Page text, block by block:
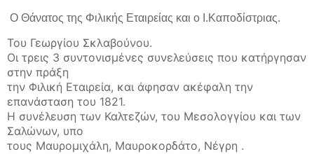
Ο Θάνατος της Φιλικής Εταιρείας και ο Ι.Καποδίστριας.
Του Γεωργίου Σκλαβούνου.
Οι τρεις 3 συντονισμένες συνελεύσεις που κατήργησαν
στην πράξη
την Φιλική Εταιρεία, και άφησαν ακέφαλη την
επανάσταση του 1821.
Η συνέλευση των Καλτεζών, του Μεσολογγίου και των
Σαλώνων, υπο
τους Μαυρομιχάλη, Μαυροκορδάτο, Νέγρη .